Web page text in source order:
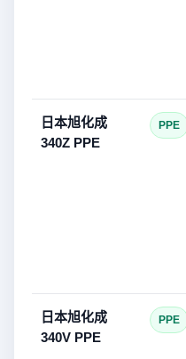
日本旭化成
340Z PPE
PPE
日本旭化成
340V PPE
PPE